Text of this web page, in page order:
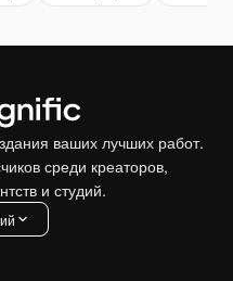
ваших лучших работ.
среди креаторов,
и студий.